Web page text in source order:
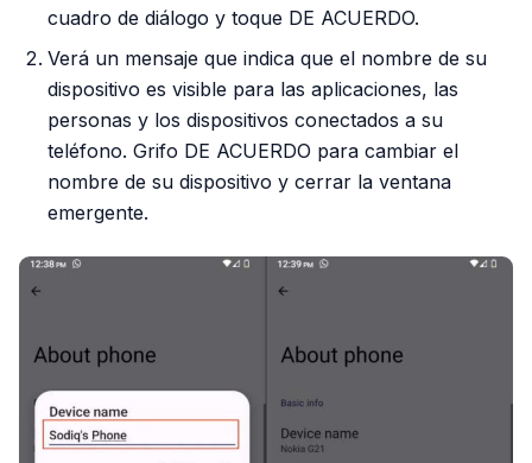
cuadro de diálogo y toque DE ACUERDO.
Verá un mensaje que indica que el nombre de su
dispositivo es visible para las aplicaciones, las
personas y los dispositivos conectados a su
teléfono. Grifo DE ACUERDO para cambiar el
nombre de su dispositivo y cerrar la ventana
emergente.